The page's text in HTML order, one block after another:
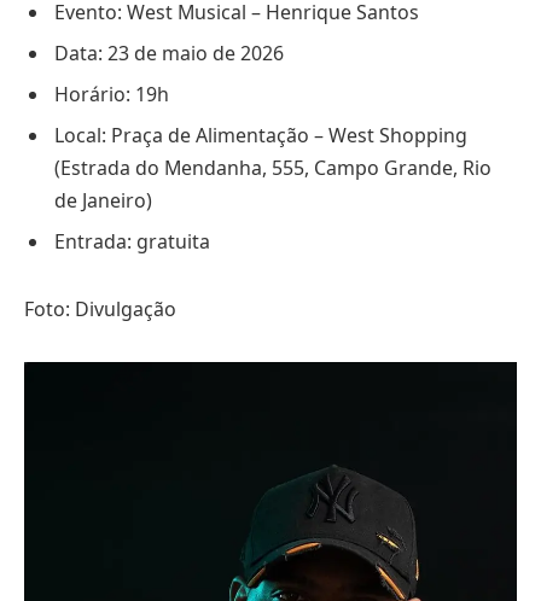
Evento: West Musical – Henrique Santos
Data: 23 de maio de 2026
Horário: 19h
Local: Praça de Alimentação – West Shopping
(Estrada do Mendanha, 555, Campo Grande, Rio
de Janeiro)
Entrada: gratuita
Foto: Divulgação